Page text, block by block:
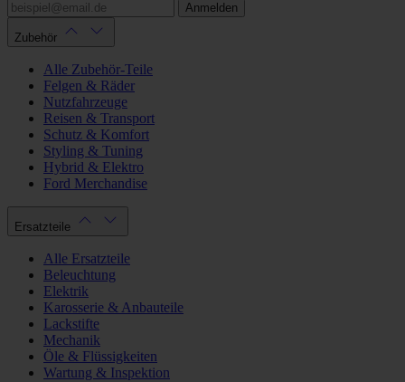
Anmelden
Zubehör
Alle Zubehör-Teile
Felgen & Räder
Nutzfahrzeuge
Reisen & Transport
Schutz & Komfort
Styling & Tuning
Hybrid & Elektro
Ford Merchandise
Ersatzteile
Alle Ersatzteile
Beleuchtung
Elektrik
Karosserie & Anbauteile
Lackstifte
Mechanik
Öle & Flüssigkeiten
Wartung & Inspektion